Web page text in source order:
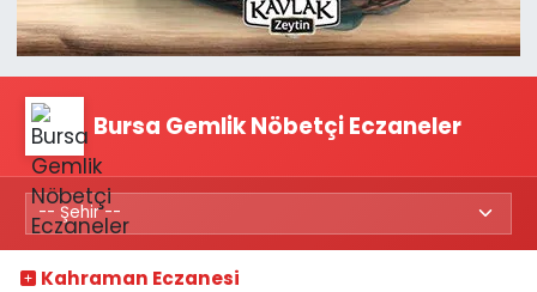
Bursa Gemlik Nöbetçi Eczaneler
Kahraman Eczanesi